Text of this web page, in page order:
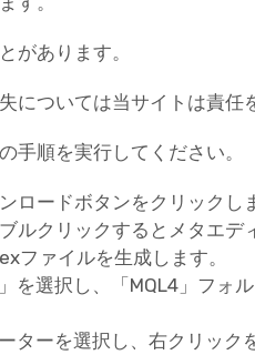
があります。
については当サイトは責任
手順を実行してください。
ロードボタンをクリックし
ルクリックするとメタエデ
ファイルを生成します。
を選択し、「MQL4」フォ
ターを選択し、右クリック